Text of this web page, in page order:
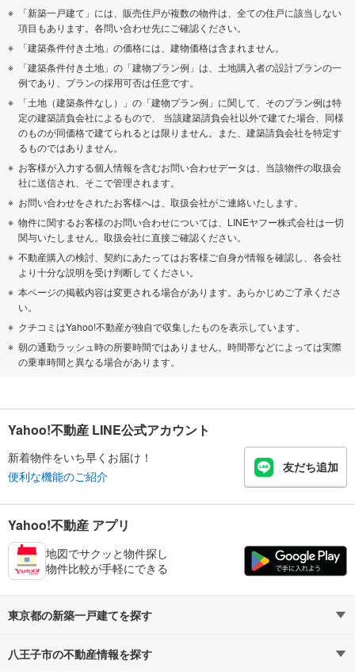
「新築一戸建て」には、販売住戸が複数の物件は、全ての住戸に該当しない
項目もあります。各問い合わせ先にご確認ください。
「建築条件付き土地」の価格には、建物価格は含まれません。
「建築条件付き土地」の「建物プラン例」は、土地購入者の設計プランの一
例であり、プランの採用可否は任意です。
「土地（建築条件なし）」の「建物プラン例」に関して、そのプラン例は特
定の建築請負会社によるもので、 当該建築請負会社以外で建てた場合、同様
のものが同価格で建てられるとは限りません。また、建築請負会社を特定す
るものではありません。
お客様が入力する個人情報を含むお問い合わせデータは、当該物件の取扱会
社に送信され、そこで管理されます。
お問い合わせをされたお客様へは、取扱会社がご連絡いたします。
物件に関するお客様のお問い合わせについては、LINEヤフー株式会社は一切
関与いたしません。取扱会社に直接ご確認ください。
不動産購入の検討、契約にあたってはお客様ご自身が情報を確認し、各会社
より十分な説明を受け判断してください。
本ページの掲載内容は変更される場合があります。あらかじめご了承くださ
い。
クチコミはYahoo!不動産が独自で収集したものを表示しています。
朝の通勤ラッシュ時の所要時間ではありません。時間帯などによっては実際
の乗車時間と異なる場合があります。
Yahoo!不動産 LINE公式アカウント
新着物件をいち早くお届け！
便利な機能のご紹介
友だち追加
Yahoo!不動産 アプリ
地図でサクッと物件探し
物件比較が手軽にできる
東京都の新築一戸建てを探す
路線・駅から探す
八王子市の不動産情報を探す